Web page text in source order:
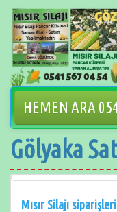
İçeriğe
geçin
HEMEN ARA
Gölyaka
Mısır Silajı